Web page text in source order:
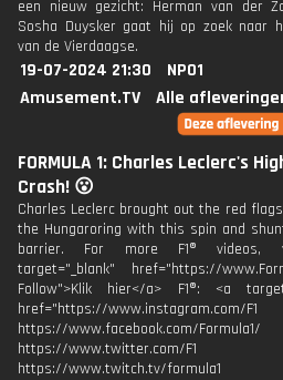
een nieuw gezicht: Herman van der
Sosha Duysker gaat hij op zoek naar
van de Vierdaagse.
19-07-2024 21:30
NPO1
Amusement.TV
Alle
FORMULA 1: Charles Leclerc's
Crash! 😮
Charles Leclerc brought out the red
the Hungaroring with this spin and
barrier. For more F1® videos,
target="_blank" href="https://
Follow">Klik hier</a> F1®: <a
href="https://www.instagram.com/F1
https://www.facebook.com/Formula1/
https://www.twitter.com/F1
https://www.twitch.tv/formula1